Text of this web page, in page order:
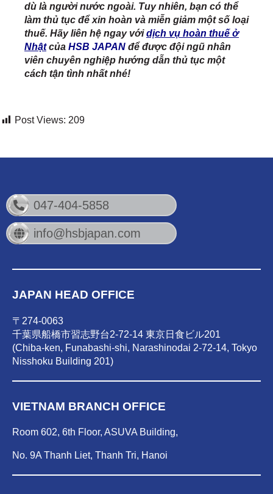
dù là người nước ngoài. Tuy nhiên, bạn có thể
làm thủ tục để xin hoàn và miễn giảm một số loại
thuế. Hãy liên hệ ngay vớidịch vụ hoàn thuế ở
Nhậtcủa HSB JAPAN để được đội ngũ nhân
viên chuyên nghiệp hướng dẫn thủ tục một
cách tận tình nhất nhé!
Post Views: 209
047-404-5858
info@hsbjapan.com
JAPAN HEAD OFFICE
〒274-0063
千葉県船橋市習志野台2-72-14 東京日食ビル201
(Chiba-ken, Funabashi-shi, Narashinodai 2-72-14, Tokyo
Nisshoku Building 201)
VIETNAM BRANCH OFFICE
Room 602, 6th Floor, ASUVA Building,
No. 9A Thanh Liet, Thanh Tri, Hanoi